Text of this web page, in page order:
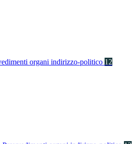
organi indirizzo-politico 12